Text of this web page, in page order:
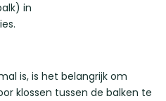
in
is, is het belangrijk om
klossen tussen de balken te